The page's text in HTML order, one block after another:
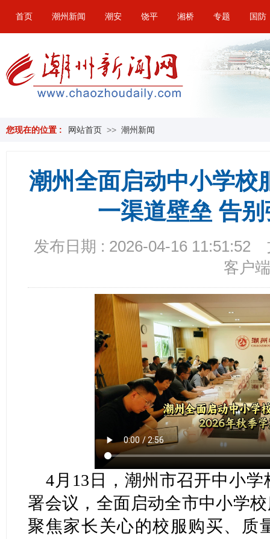
首页 潮州新闻 潮安 饶平 湘桥 专题 国防
您现在的位置 : 网站首页 >> 潮州新闻
潮州全面启动中小学校
一渠道壁垒 告
发布日期 : 2026-04-16 11:51:52
客户端
4月13日，潮州市召开中小
署会议，全面启动全市中小学
聚焦家长关心的校服购买、质